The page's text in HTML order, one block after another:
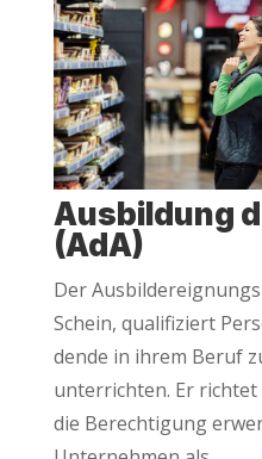
Aus­bil­dung
(AdA)
Der
Schein, qua­li­fi­ziert
den­de in ihrem Beruf
unter­rich­ten. Er rich­tet
die Berech­ti­gung